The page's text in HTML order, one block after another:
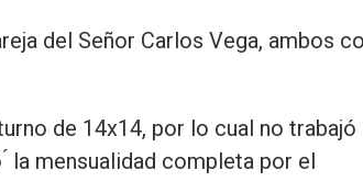
del Señor Carlos Vega, ambos
de 14x14, por lo cual no trabajó
la mensualidad completa por el